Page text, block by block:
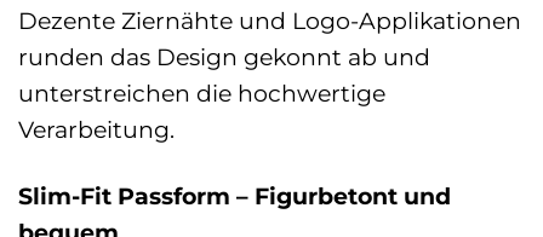
Dezente Ziernähte und Logo-Applikationen
runden das Design gekonnt ab und
unterstreichen die hochwertige
Verarbeitung.
Slim-Fit Passform – Figurbetont und